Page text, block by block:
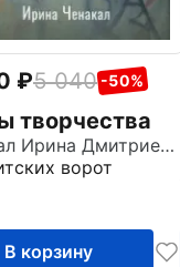
5 040 -50%
творчества
Ченакал Ирина Дмитриевна
ворот
В корзину